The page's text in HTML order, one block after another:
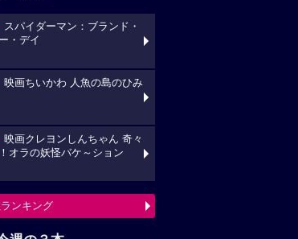
スパイダーマン：ブランド・
・デイ
映画ちいかわ 人魚の島のひみ
映画クレヨンしんちゃん 奇々
オラの妖怪バケ～ション
ンキング